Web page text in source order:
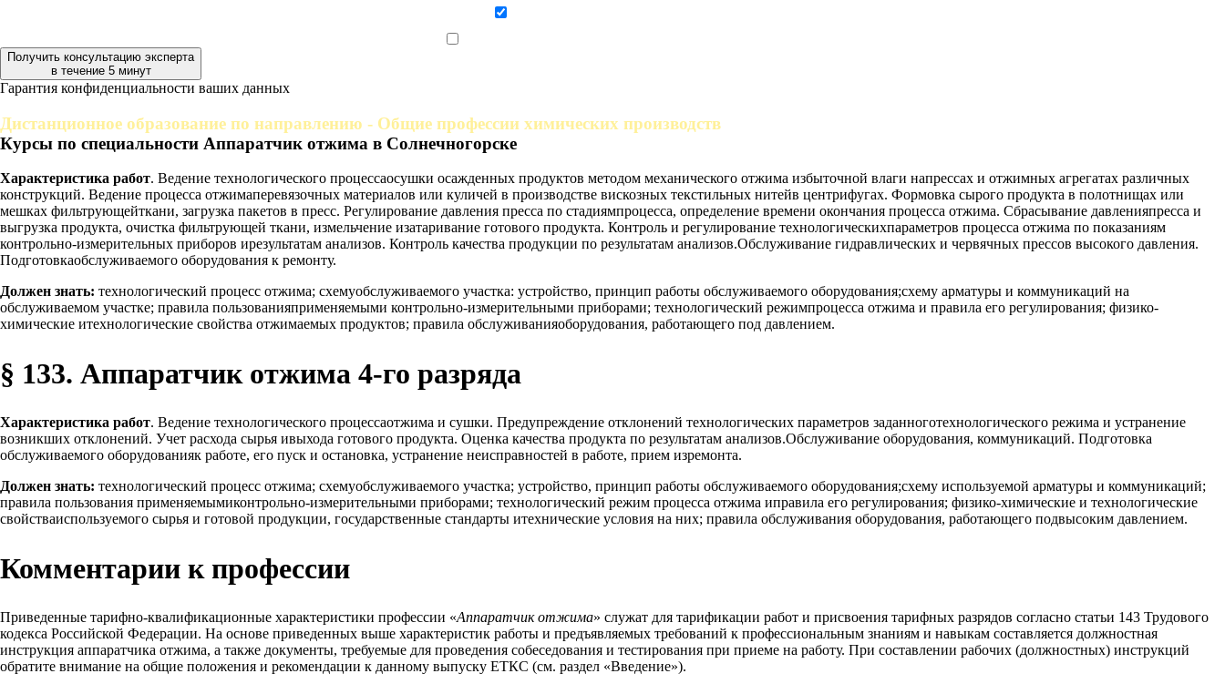
Получить консультацию эксперта
в течение 5 минут
Гарантия конфиденциальности ваших данных
Дистанционное образование по направлению - Общие профессии химических производств
Курсы по специальности Аппаратчик отжима в Солнечногорске
Характеристика работ. Ведение технологического процессаосушки осажденных продуктов методом механического отжима избыточной влаги напрессах и отжимных агрегатах различных
конструкций. Ведение процесса отжимаперевязочных материалов или куличей в производстве вискозных текстильных нитейв центрифугах. Формовка сырого продукта в полотнищах или
мешках фильтрующейткани, загрузка пакетов в пресс. Регулирование давления пресса по стадиямпроцесса, определение времени окончания процесса отжима. Сбрасывание давленияпресса и
выгрузка продукта, очистка фильтрующей ткани, измельчение изатаривание готового продукта. Контроль и регулирование технологическихпараметров процесса отжима по показаниям
контрольно-измерительных приборов ирезультатам анализов. Контроль качества продукции по результатам анализов.Обслуживание гидравлических и червячных прессов высокого давления.
Подготовкаобслуживаемого оборудования к ремонту.
Должен знать: технологический процесс отжима; схемуобслуживаемого участка: устройство, принцип работы обслуживаемого оборудования;схему арматуры и коммуникаций на
обслуживаемом участке; правила пользованияприменяемыми контрольно-измерительными приборами; технологический режимпроцесса отжима и правила его регулирования; физико-
химические итехнологические свойства отжимаемых продуктов; правила обслуживанияоборудования, работающего под давлением.
§ 133. Аппаратчик отжима 4-го разряда
Характеристика работ. Ведение технологического процессаотжима и сушки. Предупреждение отклонений технологических параметров заданноготехнологического режима и устранение
возникших отклонений. Учет расхода сырья ивыхода готового продукта. Оценка качества продукта по результатам анализов.Обслуживание оборудования, коммуникаций. Подготовка
обслуживаемого оборудованияк работе, его пуск и остановка, устранение неисправностей в работе, прием изремонта.
Должен знать: технологический процесс отжима; схемуобслуживаемого участка; устройство, принцип работы обслуживаемого оборудования;схему используемой арматуры и коммуникаций;
правила пользования применяемымиконтрольно-измерительными приборами; технологический режим процесса отжима иправила его регулирования; физико-химические и технологические
свойстваиспользуемого сырья и готовой продукции, государственные стандарты итехнические условия на них; правила обслуживания оборудования, работающего подвысоким давлением.
Комментарии к профессии
Приведенные тарифно-квалификационные характеристики профессии «Аппаратчик отжима» служат для тарификации работ и присвоения тарифных разрядов согласно статьи 143 Трудового
кодекса Российской Федерации. На основе приведенных выше характеристик работы и предъявляемых требований к профессиональным знаниям и навыкам составляется должностная
инструкция аппаратчика отжима, а также документы, требуемые для проведения собеседования и тестирования при приеме на работу. При составлении рабочих (должностных) инструкций
обратите внимание на общие положения и рекомендации к данному выпуску ЕТКС (см. раздел «Введение»).